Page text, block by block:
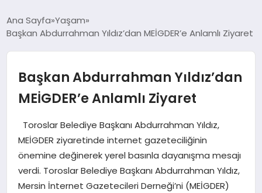
GÜNDEM
YAŞAM
SAĞLIK
Ana Sayfa Yaşam
Başkan Abdurrahman Yıldız’dan MEİGDER’e Anlamlı Ziyaret
Başkan Abdurrahman Yıldız’dan
MEİGDER’e Anlamlı Ziyaret
Toroslar Belediye Başkanı Abdurrahman Yıldız,
MEİGDER ziyaretinde internet gazeteciliğinin
önemine değinerek yerel basınla dayanışma mesajı
verdi. Toroslar Belediye Başkanı Abdurrahman Yıldız,
Mersin İnternet Gazetecileri Derneği’ni (MEİGDER)